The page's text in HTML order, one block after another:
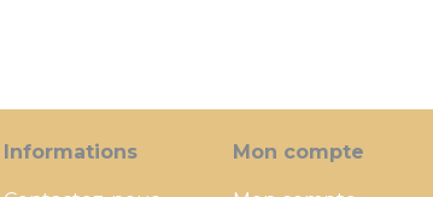
Informations Mon compte